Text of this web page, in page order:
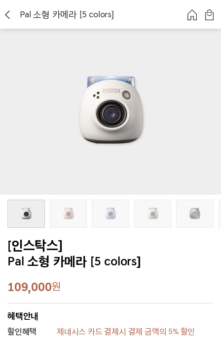
Pal 소형 카메라 [5 colors]
[인스탁스]
Pal 소형 카메라 [5 colors]
109,000원
혜택안내
할인혜택
제네시스 카드 결제시 결제 금액의 5% 할인